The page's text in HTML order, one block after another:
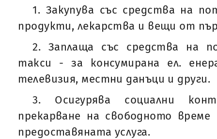
1. Закупува със средства на
продукти, лекарства и вещи от
2. Заплаща със средства на
такси - за консумирана ел.
телевизия, местни данъци и други.
3. Осигурява социални
прекарване на свободното
предоставяната услуга.